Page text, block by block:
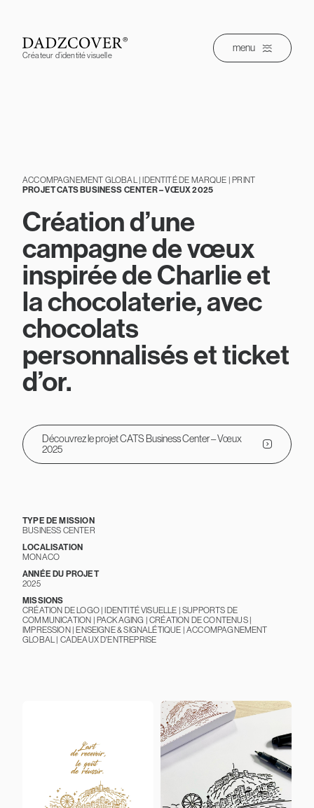
content
Créateur d’identité visuelle
menu
ACCOMPAGNEMENT GLOBAL | IDENTITÉ DE MARQUE | PRINT
PROJET CATS BUSINESS CENTER – VŒUX 2025
Création d’une
campagne de vœux
inspirée de Charlie et
la chocolaterie, avec
chocolats
personnalisés et ticket
d’or.
Découvrez le projet CATS Business Center – Vœux
2025
TYPE DE MISSION
BUSINESS CENTER
LOCALISATION
MONACO
ANNÉE DU PROJET
2025
MISSIONS
CRÉATION DE LOGO | IDENTITÉ VISUELLE | SUPPORTS DE
COMMUNICATION | PACKAGING | CRÉATION DE CONTENUS |
IMPRESSION | ENSEIGNE & SIGNALÉTIQUE | ACCOMPAGNEMENT
GLOBAL | CADEAUX D'ENTREPRISE